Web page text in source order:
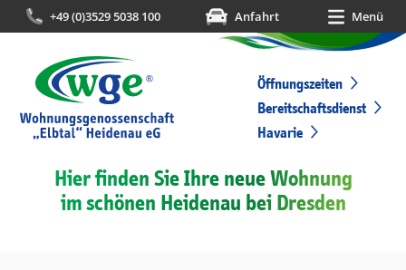
+49 (0)3529 5038 100 Anfahrt Menü
Öffnungszeiten
Bereitschaftsdienst
Havarie
Hier finden Sie Ihre neue Wohnung
im schönen Heidenau bei Dresden